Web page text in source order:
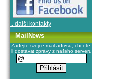
.. další kontakty
MailNews
Zadejte svoji e-mail adresu, chcete-
li dostávat zprávy z našeho serveru